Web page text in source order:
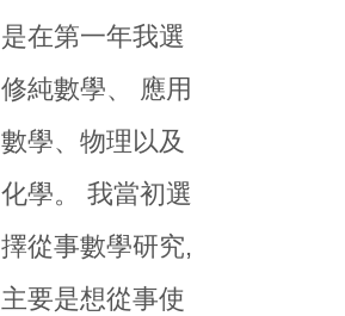
是在第一年我選
修純數學、 應用
數學、物理以及
化學。 我當初選
擇從事數學研究,
主要是想從事使